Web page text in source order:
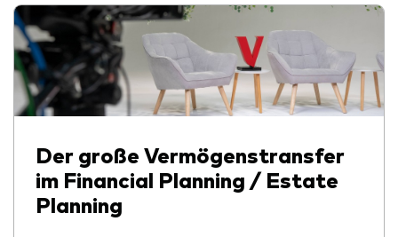
Der große Vermögenstransfer
im Financial Planning / Estate
Planning